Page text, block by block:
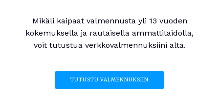
Mikäli kaipaat valmennusta yli 13 vuoden
kokemuksella ja rautaisella ammattitaidolla,
voit tutustua verkkovalmennuksiini alta.
TUTUSTU VALMENNUKSIIN